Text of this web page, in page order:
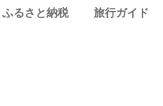
ふるさと納税 旅行ガイド